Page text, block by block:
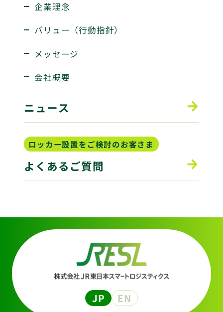
企業理念
バリュー（行動指針）
メッセージ
会社概要
ニュース
ロッカー設置をご検討のお客さま
よくあるご質問
JP EN